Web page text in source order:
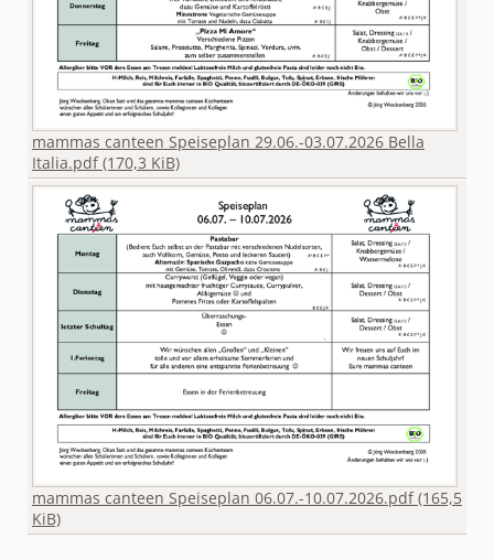
mammas canteen Speiseplan 29.06.-03.07.2026 Bella
Italia.pdf(170,3 KiB)
mammas canteen Speiseplan 06.07.-10.07.2026.pdf(165,5
KiB)